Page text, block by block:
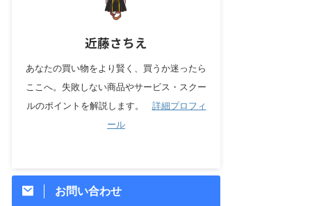
近藤さちえ
あなたの買い物をより賢く、買うか迷ったら
ここへ。失敗しない商品やサービス・スクー
ルのポイントを解説します。 詳細プロフィ
ール
お問い合わせ